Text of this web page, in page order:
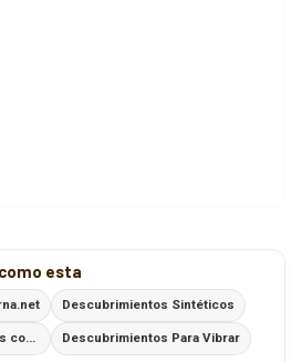
esta
Descubrimientos Sintéticos
Descubrimientos Poesías con Ritmo Descubrimientos Para Vibrar